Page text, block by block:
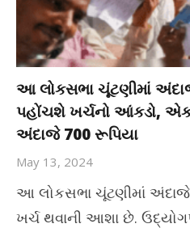
આ લોકસભા ચૂંટણીમાં
પહોંચશે ખર્ચનો આંકડો,
અંદાજે 700 રૂપિયા
May 13, 2024
આ લોકસભા ચૂંટણીમાં અંદાજે
ખર્ચ થવાની આશા છે.